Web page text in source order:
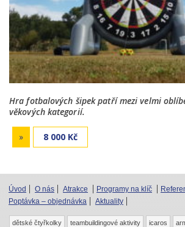
Hra fotbalových šipek patří mezi velmi
věkových kategorií.
» 8 000 Kč
Úvod O nás Atrakce Programy na klíč
Poptávka – objednávka
Aktuality
dětské čtyřkolky teambuildingové aktivity icaros